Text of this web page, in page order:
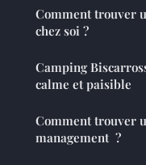
Comment trouver
chez soi ?
Camping
calme et paisible
Comment trouver
management ?